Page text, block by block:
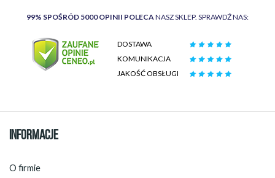
99% SPOŚRÓD 5000 OPINII POLECA NASZ SKLEP. SPRAWDŹ NAS:
DOSTAWA
KOMUNIKACJA
JAKOŚĆ OBSŁUGI
INFORMACJE
O firmie